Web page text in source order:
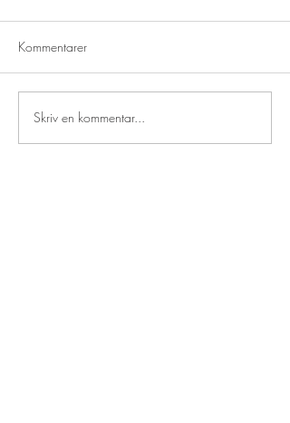
Kommentarer
Skriv en kommentar...